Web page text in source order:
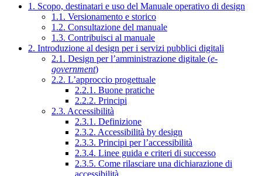
1. Scopo, destinatari e uso del Manuale operativo di design
1.1. Versionamento e storico
1.2. Consultazione del manuale
1.3. Contribuisci al manuale
2. Introduzione al design per i servizi pubblici digitali
2.1. Design per l’amministrazione digitale (e-
government)
2.2. L’approccio progettuale
2.2.1. Buone pratiche
2.2.2. Principi
2.3. Accessibilità
2.3.1. Definizione
2.3.2. Accessibilità by design
2.3.3. Principi per l’accessibilità
2.3.4. Linee guida e criteri di successo
2.3.5. Come rilasciare una dichiarazione di
accessibilità